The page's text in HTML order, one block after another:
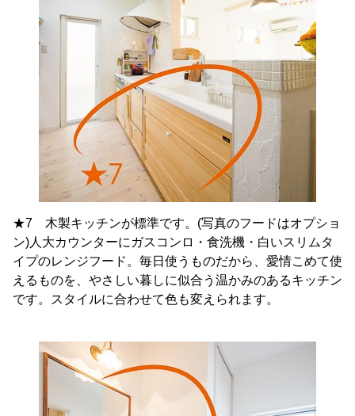
★7 木製キッチンが標準です。(写真のフードはオプショ
ン)人大カウンターにガスコンロ・食洗機・白いスリムタ
イプのレンジフード。毎日使うものだから、愛情こめて使
えるものを、やさしい暮しに似合う温かみのあるキッチン
です。スタイルに合わせて色も変えられます。